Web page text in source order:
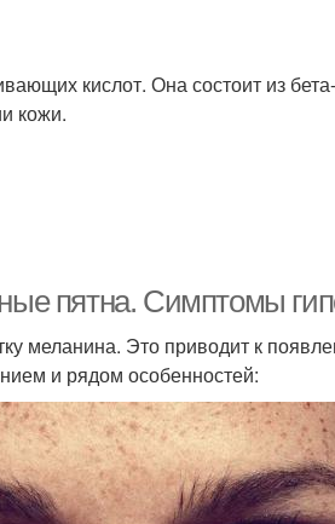
кислот. Она состоит из
кожи.
пятна. Симптомы
меланина. Это приводит к
и рядом особенностей: